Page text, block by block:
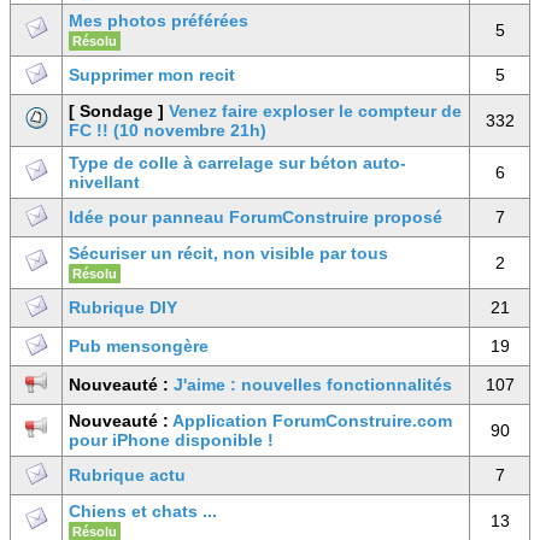
Mes photos préférées
Résolu
5
Supprimer mon recit
5
[ Sondage ] Venez faire exploser le compteur de
FC !! (10 novembre 21h)
332
Type de colle à carrelage sur béton auto-
nivellant
6
Idée pour panneau ForumConstruire proposé
7
Sécuriser un récit, non visible par tous
Résolu
2
Rubrique DIY
21
Pub mensongère
19
Nouveauté : J'aime : nouvelles fonctionnalités
107
Nouveauté : Application ForumConstruire.com
pour iPhone disponible !
90
Rubrique actu
7
Chiens et chats ...
Résolu
13